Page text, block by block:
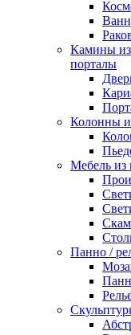
Камины из
порталы
Колонны
Мебель из
Панно /